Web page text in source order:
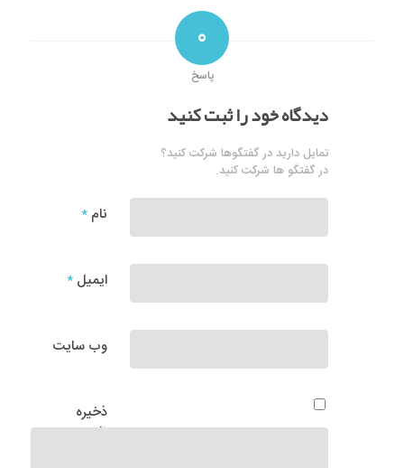
0
پاسخ
دیدگاه خود را ثبت کنید
تمایل دارید در گفتگوها شرکت کنید؟
در گفتگو ها شرکت کنید.
نام *
ایمیل *
وب‌ سایت
ذخیره
نام،